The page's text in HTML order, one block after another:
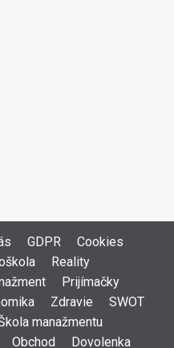
GDPR
Cookies
Reality
Prijímačky
Zdravie
SWOT
manažmentu
Obchod Dovolenka